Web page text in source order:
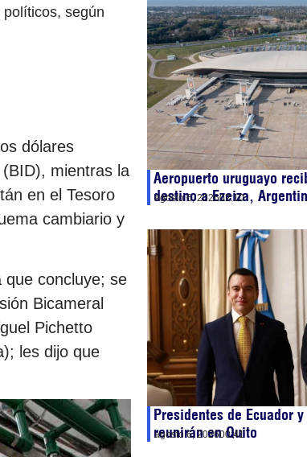
según
dólares
mientras la
en el Tesoro
cambiario y
que concluye; se
Bicameral
Pichetto
les dijo que
Aeropuerto uruguayo
destino a Ezeiza,
agosto 6, 202602:10
Presidentes de Ecuador
reunirán en Quito
agosto 6, 202600:41